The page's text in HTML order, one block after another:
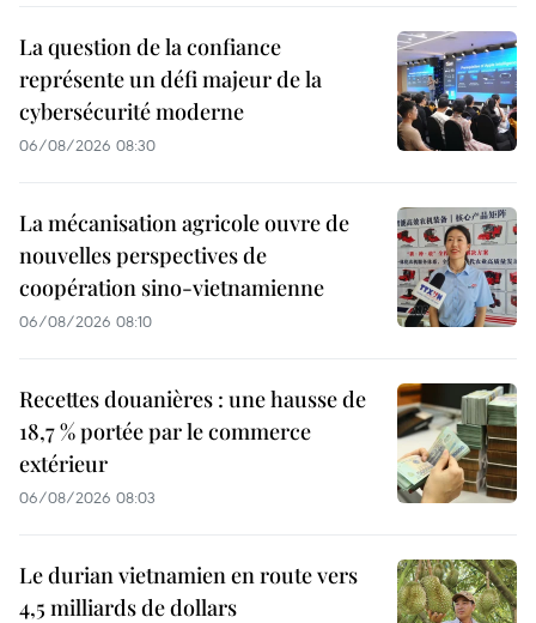
La question de la confiance
représente un défi majeur de la
cybersécurité moderne
06/08/2026 08:30
La mécanisation agricole ouvre de
nouvelles perspectives de
coopération sino-vietnamienne
06/08/2026 08:10
Recettes douanières : une hausse de
18,7 % portée par le commerce
extérieur
06/08/2026 08:03
Le durian vietnamien en route vers
4,5 milliards de dollars